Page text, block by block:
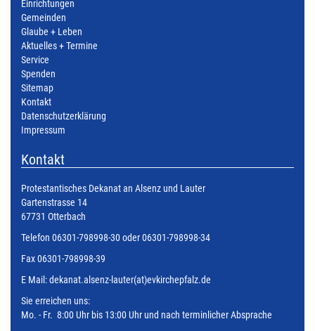
Einrichtungen
Gemeinden
Glaube + Leben
Aktuelles + Termine
Service
Spenden
Sitemap
Kontakt
Datenschutzerklärung
Impressum
Kontakt
Protestantisches Dekanat an Alsenz und Lauter
Gartenstrasse 14
67731 Otterbach
Telefon 06301-798998-30 oder 06301-798998-34
Fax 06301-798998-39
E Mail:dekanat.alsenz-lauter(at)evkirchepfalz.de
Sie erreichen uns:
Mo. - Fr. 8:00 Uhr bis 13:00 Uhr und nach terminlicher Absprache